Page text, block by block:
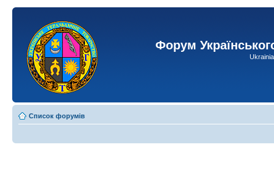
Форум
Список форумів